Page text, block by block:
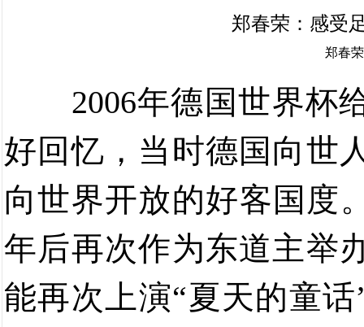
郑春荣：感受
郑春
2006年德国世界杯
好回忆，当时德国向世
向世界开放的好客国度
年后再次作为东道主举
能再次上演“夏天的童